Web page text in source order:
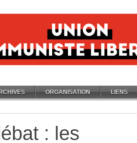
ORGANISATION LIENS
: les